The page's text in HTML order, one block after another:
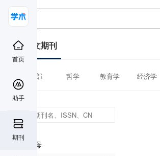
首页
助手
期刊
中文期刊
全部 哲学 教育学 经济学
首字母